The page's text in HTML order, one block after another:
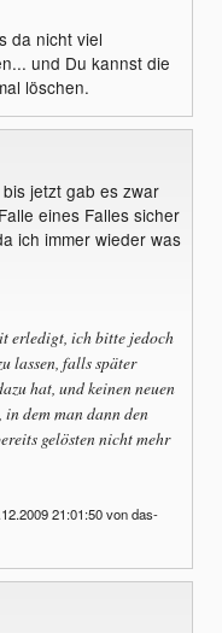
da nicht viel
und Du kannst die
löschen.
jetzt gab es zwar
eines Falles sicher
ich immer wieder was
erledigt, ich bitte jedoch
lassen, falls später
hat, und keinen neuen
in dem man dann den
gelösten nicht mehr
21:01:50 von das-